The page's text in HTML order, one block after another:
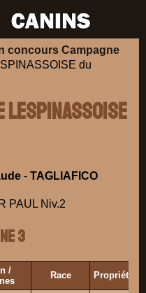
concours Campagne
du
LESPINASSOISE
- TAGLIAFICO
PAUL Niv.2
3
/
Race